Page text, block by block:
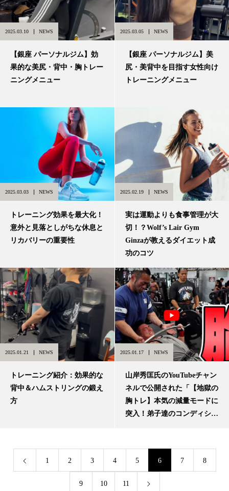
2025.03.10 NEWS
【銀座 パーソナルジム】効
果的な美尻・背中・胸トレー
ニングメニュー
2025.03.05 NEWS
【銀座 パーソナルジム】美
尻・美背中を目指す女性向け
トレーニングメニュー
2025.03.03 NEWS
トレーニング効果を最大化！
意外と見落としがちな休息と
リカバリーの重要性
2025.02.19 NEWS
実は運動よりも食事管理が大
切！？Wolf’s Lair Gym
Ginzaが教えるダイエット成
功のコツ
2025.01.21 NEWS
トレーニング紹介：効果的な
背中＆ハムストリングの鍛え
方
2025.01.17 NEWS
山岸秀匡氏のYouTubeチャン
ネルで公開された「【地獄の
胸トレ】本気の減量モードに
突入！弟子達のコンディショ
1 2 3 4 5 6 7 8
9 10 11